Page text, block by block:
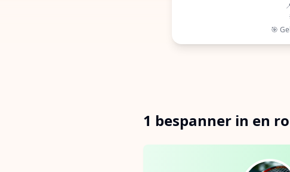
🎯
1 bespanner in en